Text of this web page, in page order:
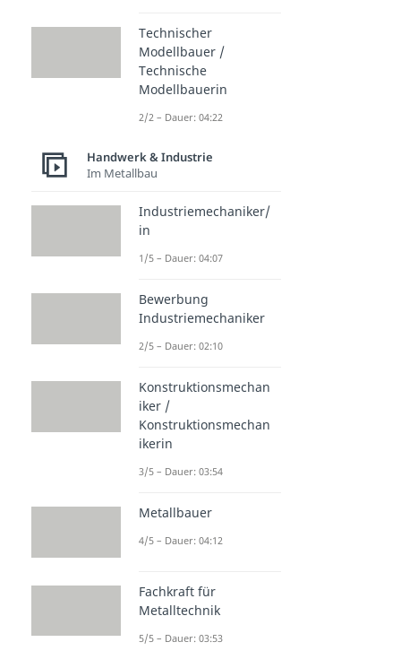
Technischer
Modellbauer /
Technische
Modellbauerin
2/2 – Dauer: 04:22
Handwerk & Industrie
Im Metallbau
Industriemechaniker/
in
1/5 – Dauer: 04:07
Bewerbung
Industriemechaniker
2/5 – Dauer: 02:10
Konstruktionsmechan
iker /
Konstruktionsmechan
ikerin
3/5 – Dauer: 03:54
Metallbauer
4/5 – Dauer: 04:12
Fachkraft für
Metalltechnik
5/5 – Dauer: 03:53